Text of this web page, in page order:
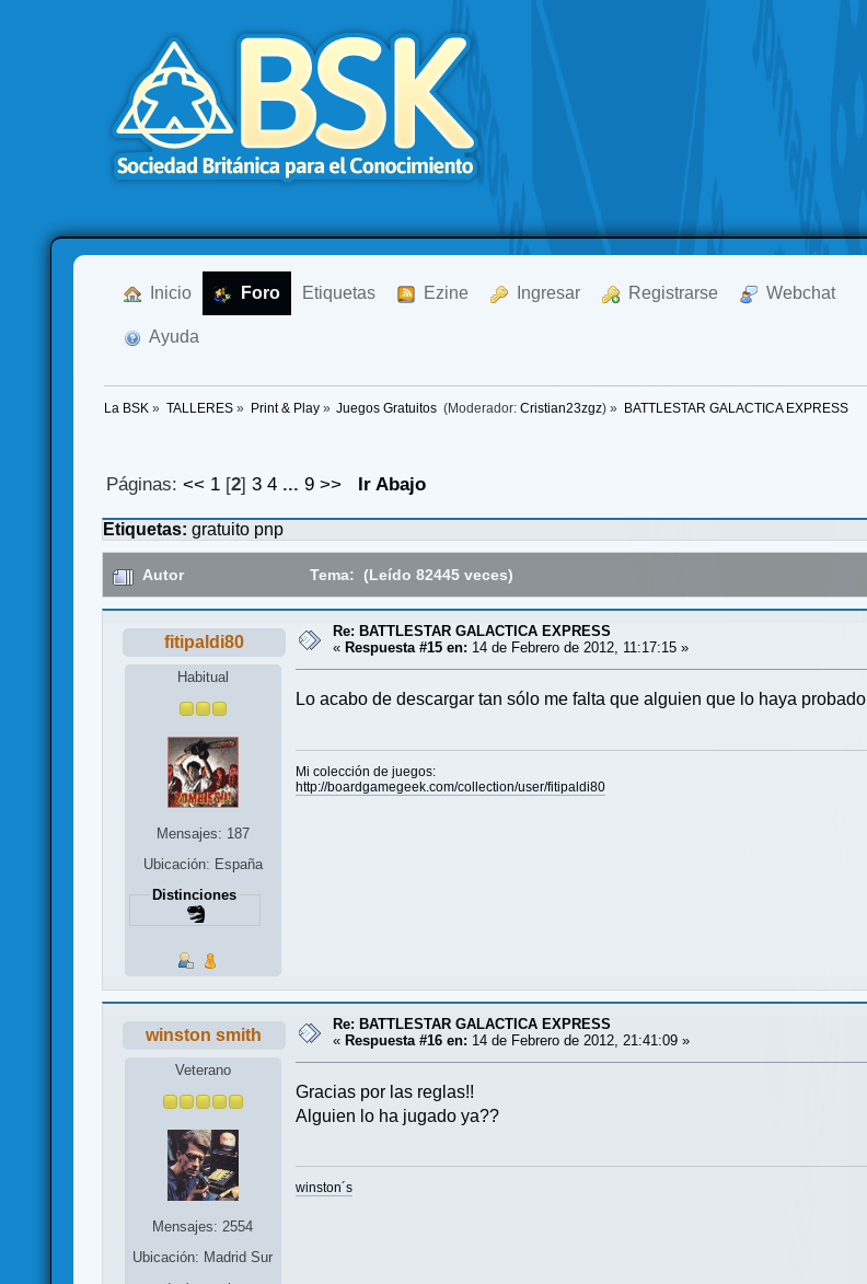
Inicio Foro Etiquetas Ezine Ingresar Registrarse Webchat
Ayuda
La BSK » TALLERES» Print & Play» Juegos Gratuitos (Moderador:Cristian23zgz) » BATTLESTAR GALACTICA EXPRESS
Páginas: << 1[2] 3 4 ... 9 >> Ir Abajo
Etiquetas:gratuito pnp
Autor Tema: (Leído 82445 veces)
fitipaldi80
Habitual
Mensajes: 187
Ubicación: España
Distinciones
Re: BATTLESTAR GALACTICA EXPRESS
« Respuesta #15 en: 14 de Febrero de 2012, 11:17:15 »
Lo acabo de descargar tan sólo me falta que alguien que lo haya
Mi colección de juegos:
http://boardgamegeek.com/collection/user/fitipaldi80
winston smith
Veterano
Mensajes: 2554
Ubicación: Madrid Sur
Re: BATTLESTAR GALACTICA EXPRESS
« Respuesta #16 en: 14 de Febrero de 2012, 21:41:09 »
Gracias por las reglas!!
Alguien lo ha jugado ya??
winston´s